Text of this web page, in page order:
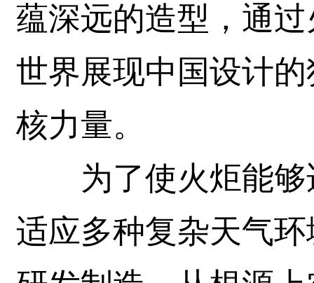
蕴深远的造型，通
世界展现中国设计
核力量。
为了使火炬能够
适应多种复杂天气